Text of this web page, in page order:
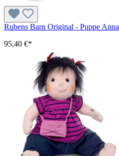
Rubens Barn Original - Puppe Anna
95,40 €*